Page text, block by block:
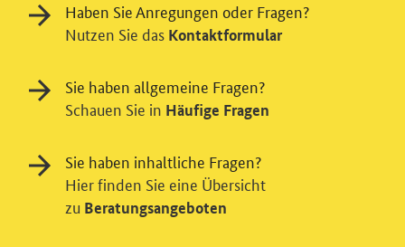
Haben Sie Anregungen oder Fragen?
Nutzen Sie das Kontaktformular
Sie haben allgemeine Fragen?
Schauen Sie in Häufige Fragen
Sie haben inhaltliche Fragen?
Hier finden Sie eine Übersicht
zu Beratungsangeboten